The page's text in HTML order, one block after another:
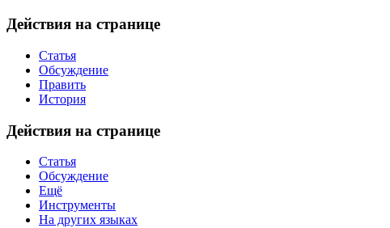
Действия на странице
Статья
Обсуждение
Править
История
Действия на странице
Статья
Обсуждение
Ещё
Инструменты
На других языках